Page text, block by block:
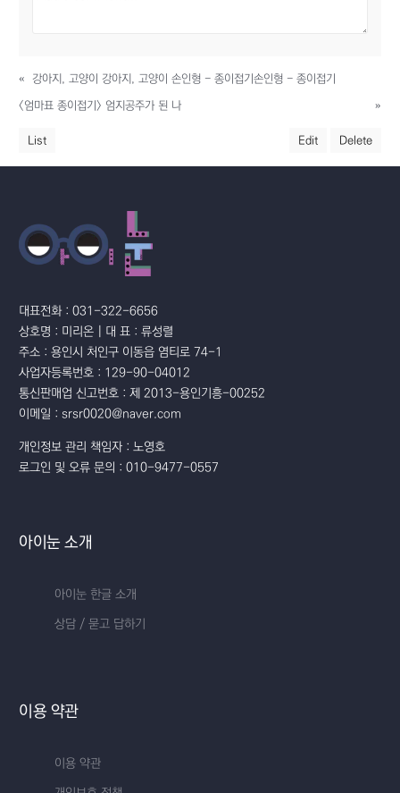
« 강아지, 고양이 강아지, 고양이 손인형 - 종이접기손인형 - 종이접기
<엄마표 종이접기> 엄지공주가 된 나 »
List Edit Delete
대표전화 : 031-322-6656
상호명 : 미리온 | 대 표 : 류성렬
주소 : 용인시 처인구 이동읍 염티로 74-1
사업자등록번호 : 129-90-04012
통신판매업 신고번호 : 제 2013-용인기흥-00252
이메일 : srsr0020@naver.com
개인정보 관리 책임자 : 노영호
로그인 및 오류 문의 : 010-9477-0557
아이눈 소개
아이눈 한글 소개
상담 / 묻고 답하기
이용 약관
이용 약관